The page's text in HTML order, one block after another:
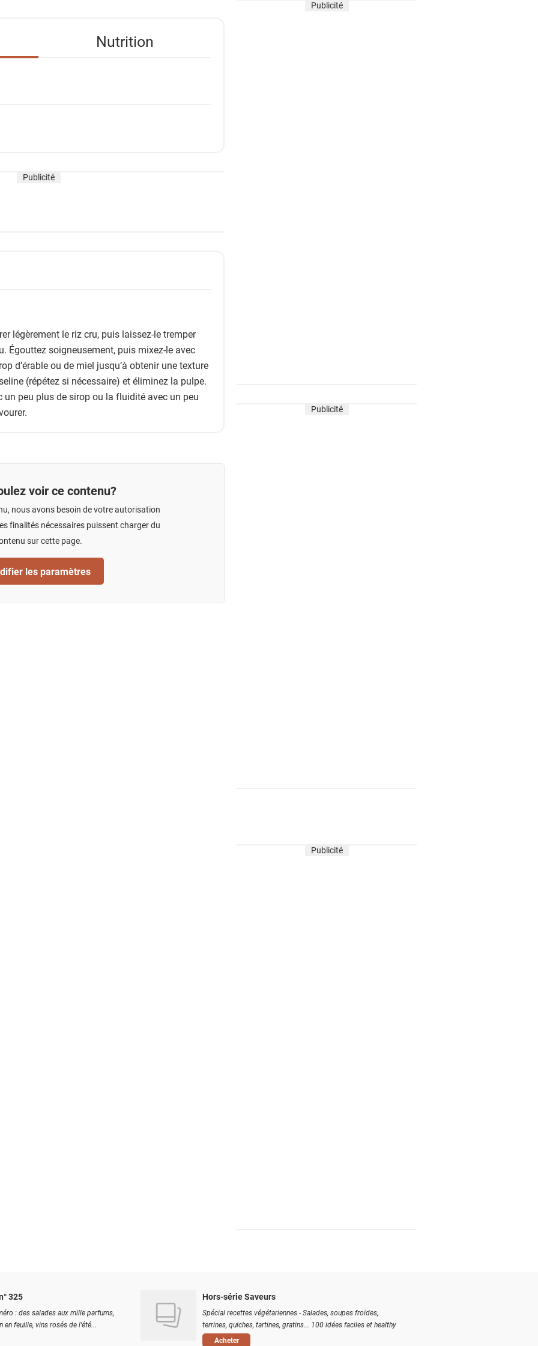
Nutrition
Publicité
légèrement le riz cru, puis laissez-le tremper
Égouttez soigneusement, puis mixez-le avec
d’érable ou de miel jusqu’à obtenir une texture
(répétez si nécessaire) et éliminez la pulpe.
un peu plus de sirop ou la fluidité avec un peu
voir ce contenu?
nous avons besoin de votre autorisation
finalités nécessaires puissent charger du
sur cette page.
les paramètres
Publicité
Publicité
Publicité
325
: des salades aux mille parfums,
en feuille, vins rosés de l'été...
Hors-série Saveurs
Spécial recettes végétariennes - Salades, soupes froides,
terrines, quiches, tartines, gratins... 100 idées faciles et healthy
Acheter